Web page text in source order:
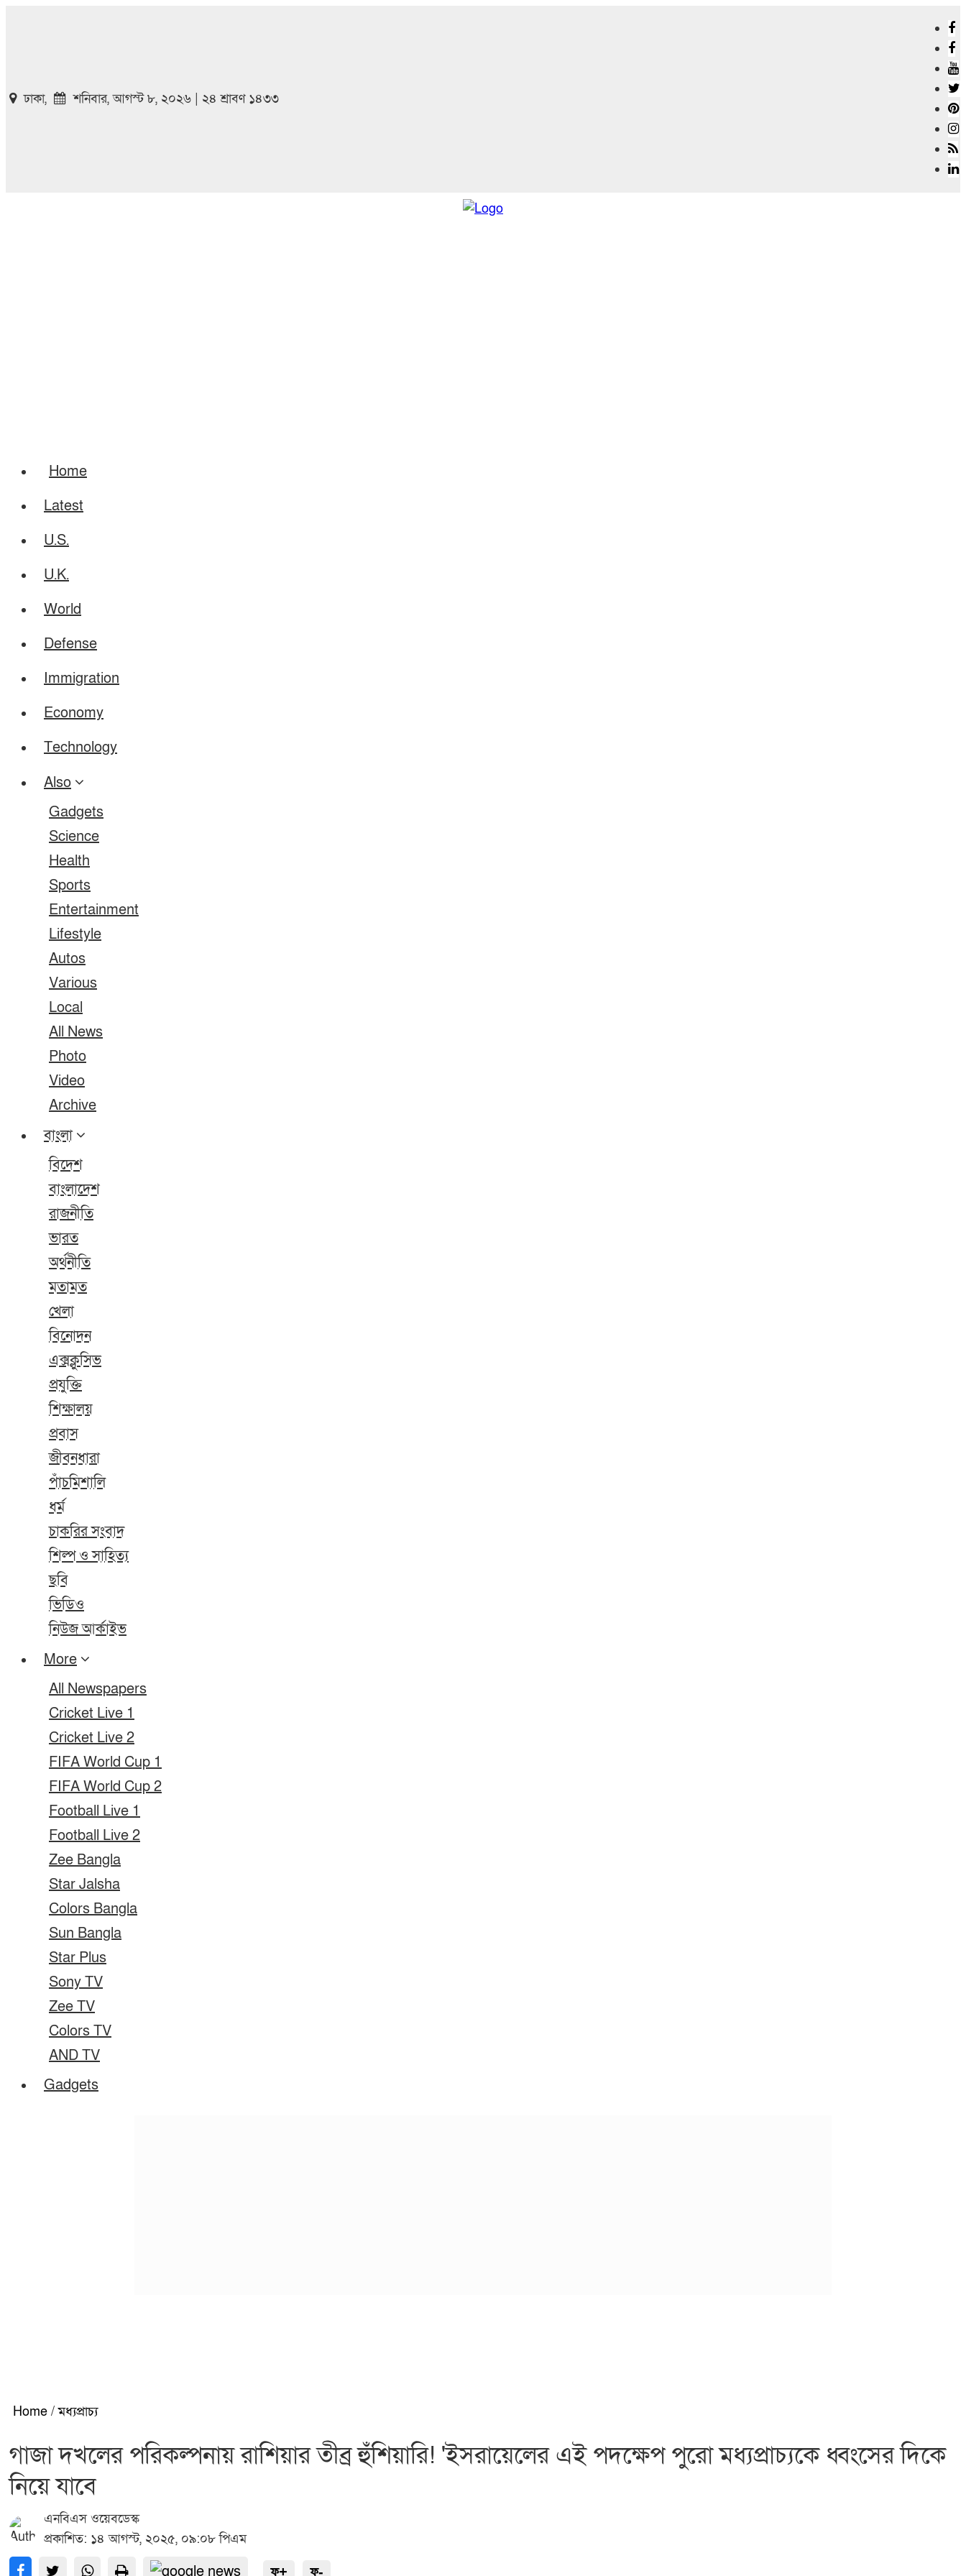
ঢাকা, শনিবার, আগস্ট ৮, ২০২৬ | ২৪ শ্রাবণ ১৪৩৩
Home
Latest
U.S.
U.K.
World
Defense
Immigration
Economy
Technology
Also
Gadgets
Science
Health
Sports
Entertainment
Lifestyle
Autos
Various
Local
All News
Photo
Video
Archive
বাংলা
বিদেশ
বাংলাদেশ
রাজনীতি
ভারত
অর্থনীতি
মতামত
খেলা
বিনোদন
এক্সক্লুসিভ
প্রযুক্তি
শিক্ষালয়
প্রবাস
জীবনধারা
পাঁচমিশালি
ধর্ম
চাকরির সংবাদ
শিল্প ও সাহিত্য
ছবি
ভিডিও
নিউজ আর্কাইভ
More
All Newspapers
Cricket Live 1
Cricket Live 2
FIFA World Cup 1
FIFA World Cup 2
Football Live 1
Football Live 2
Zee Bangla
Star Jalsha
Colors Bangla
Sun Bangla
Star Plus
Sony TV
Zee TV
Colors TV
AND TV
Gadgets
Home / মধ্যপ্রাচ্য
গাজা দখলের পরিকল্পনায় রাশিয়ার তীব্র হুঁশিয়ারি! 'ইসরায়েলের এই পদক্ষেপ পুরো মধ্যপ্রাচ্যকে ধ্বংসের দিকে
নিয়ে যাবে
এনবিএস ওয়েবডেস্ক
প্রকাশিত: ১৪ আগস্ট, ২০২৫, ০৯:০৮ পিএম
ফ+ ফ-